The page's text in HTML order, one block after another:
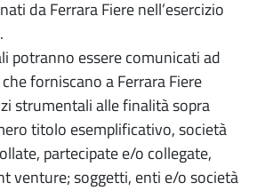
da Ferrara Fiere nell’esercizio
potranno essere comunicati ad
forniscano a Ferrara Fiere
strumentali alle finalità sopra
titolo esemplificativo, società
partecipate e/o collegate,
venture; soggetti, enti e/o società